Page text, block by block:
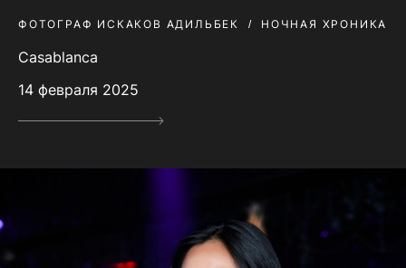
ФОТОГРАФ ИСКАКОВ АДИЛЬБЕК НОЧНАЯ ХРОНИКА
Casablanca
14 февраля 2025